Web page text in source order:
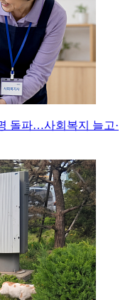
돌파…사회복지 늘고·